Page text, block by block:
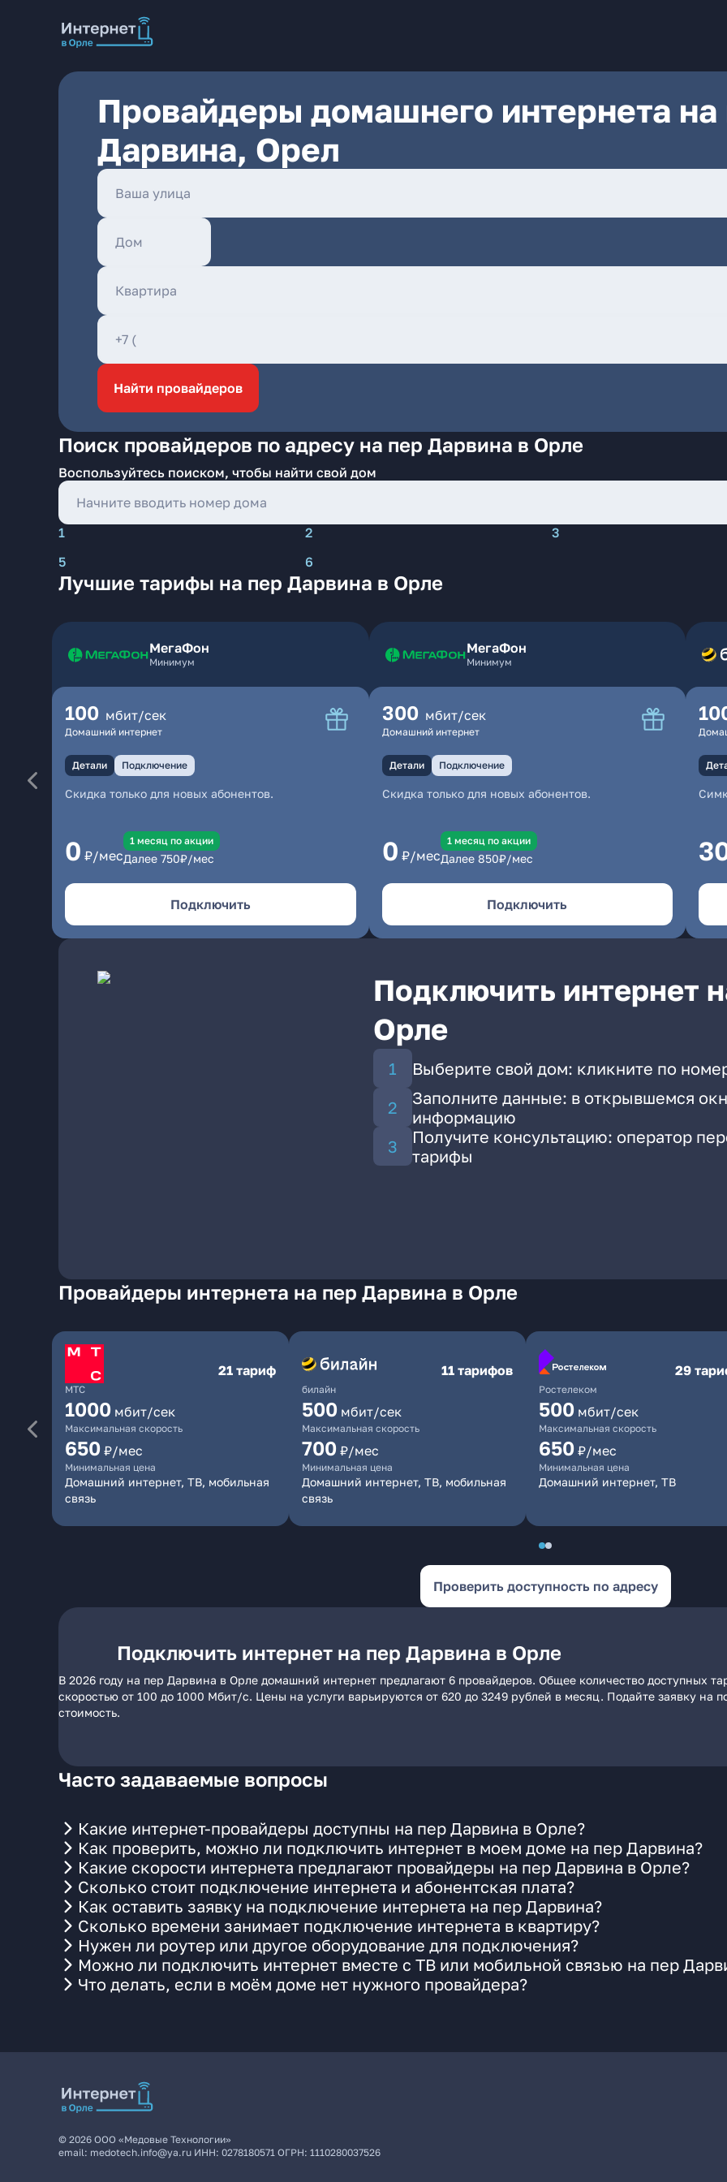
Провайдеры домашнего интернета на
Дарвина, Орел
Найти провайдеров
Поиск провайдеров по адресу на пер Дарвина в Орле
Воспользуйтесь поиском, чтобы найти свой дом
1 2 3
5
6
Лучшие тарифы на пер Дарвина в Орле
МегаФон
Минимум
100 мбит/сек
Домашний интернет
Детали Подключение
Скидка только для новых абонентов.
0 ₽/мес
1 месяц по акции
Далее 750₽/мес
Подключить
МегаФон
Минимум
300 мбит/сек
Домашний интернет
Детали Подключение
Скидка только для новых абонентов.
0 ₽/мес
1 месяц по акции
Далее 850₽/мес
Подключить
Подключить интернет
Орле
Выберите свой дом: кликните по
Заполните данные: в открывшемся
информацию
Получите консультацию: оператор
тарифы
Провайдеры интернета на пер Дарвина в Орле
МТС
21 тариф
1000 мбит/сек
Максимальная скорость
650 ₽/мес
Минимальная цена
Домашний интернет, ТВ, мобильная
связь
билайн
11 тарифов
500 мбит/сек
Максимальная скорость
700 ₽/мес
Минимальная цена
Домашний интернет, ТВ, мобильная
связь
Ростелеком
29
500 мбит/сек
Максимальная скорость
650 ₽/мес
Минимальная цена
Домашний интернет, ТВ
Проверить доступность по адресу
Подключить интернет на пер Дарвина в Орле
В 2026 году на пер Дарвина в Орле домашний интернет предлагают 6 провайдеров. Общее количество доступных
скоростью от 100 до 1000 Мбит/с. Цены на услуги варьируются от 620 до 3249 рублей в месяц. Подайте заявку на
стоимость.
Часто задаваемые вопросы
Какие интернет-провайдеры доступны на пер Дарвина в Орле?
Как проверить, можно ли подключить интернет в моем доме на пер Дарвина?
Какие скорости интернета предлагают провайдеры на пер Дарвина в Орле?
Сколько стоит подключение интернета и абонентская плата?
Как оставить заявку на подключение интернета на пер Дарвина?
Сколько времени занимает подключение интернета в квартиру?
Нужен ли роутер или другое оборудование для подключения?
Можно ли подключить интернет вместе с ТВ или мобильной связью на пер
Что делать, если в моём доме нет нужного провайдера?
© 2026 ООО «Медовые Технологии»
email: medotech.info@ya.ru ИНН: 0278180571 ОГРН: 1110280037526